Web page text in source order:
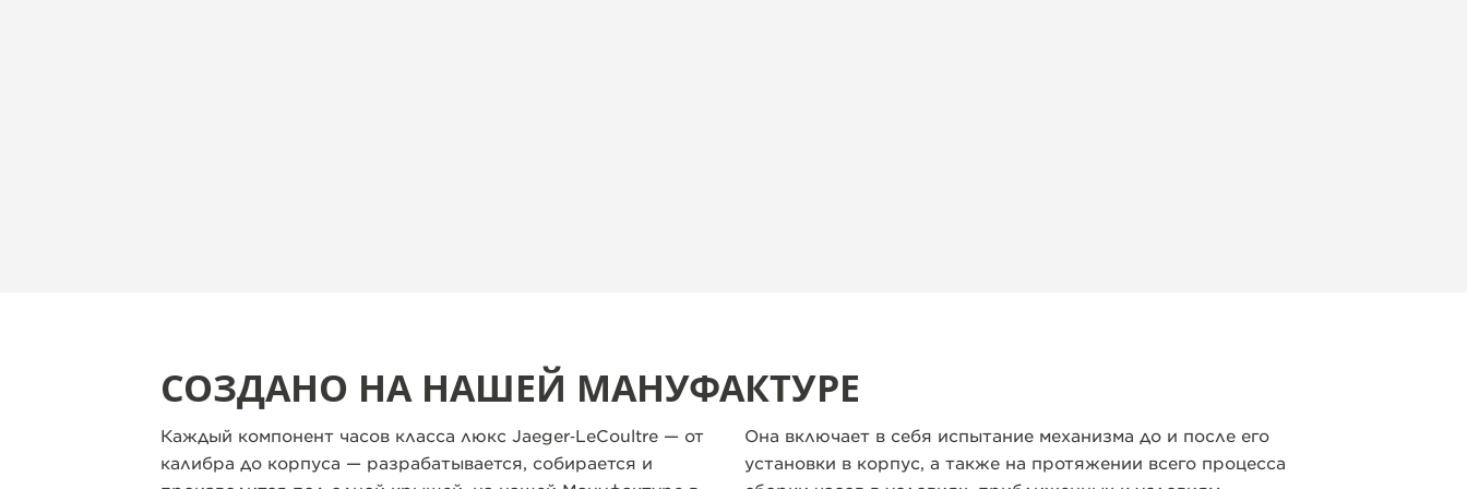
СОЗДАНО НА НАШЕЙ МАНУФАКТУРЕ
Каждый компонент часов класса люкс Jaeger‑LeCoultre — от
калибра до корпуса — разрабатывается, собирается и
Она включает в себя испытание механизма до и после его
установки в корпус, а также на протяжении всего процесса